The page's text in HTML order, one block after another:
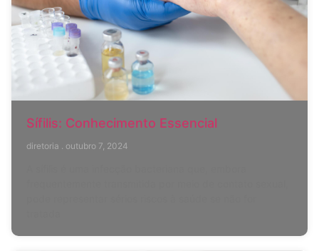
Sífilis: Conhecimento Essencial
diretoria outubro 7, 2024